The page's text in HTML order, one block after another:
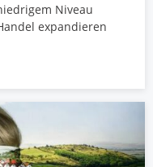
Niveau
expandieren